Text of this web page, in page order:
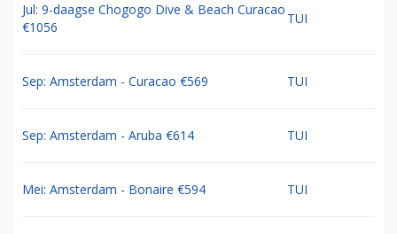
Jul: 9-daagse Chogogo Dive & Beach Curacao
€1056
TUI
Sep: Amsterdam - Curacao €569 TUI
Sep: Amsterdam - Aruba €614 TUI
Mei: Amsterdam - Bonaire €594 TUI